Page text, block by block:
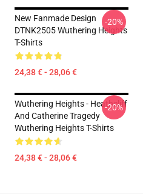
New Fanmade Design
DTNK2505 Wuthering Heights
T-Shirts
24,38 € - 28,06 €
-20%
Wuthering Heights - Heathcliff
And Catherine Tragedy
Wuthering Heights T-Shirts
24,38 € - 28,06 €
-20%